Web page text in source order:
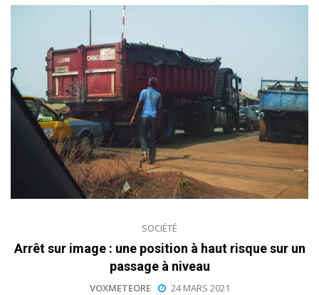
SOCIÉTÉ
Arrêt sur image : une position à haut risque sur un
passage à niveau
VOXMETEORE 24 MARS 2021